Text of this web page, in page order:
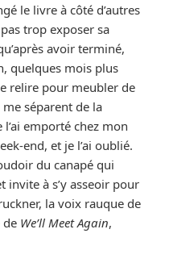
le livre à côté d’autres
trop exposer sa
avoir terminé,
quelques mois plus
relire pour meubler de
séparent de la
emporté chez mon
end, et je l’ai oublié.
du canapé qui
invite à s’y asseoir pour
la voix rauque de
de We’ll Meet Again,